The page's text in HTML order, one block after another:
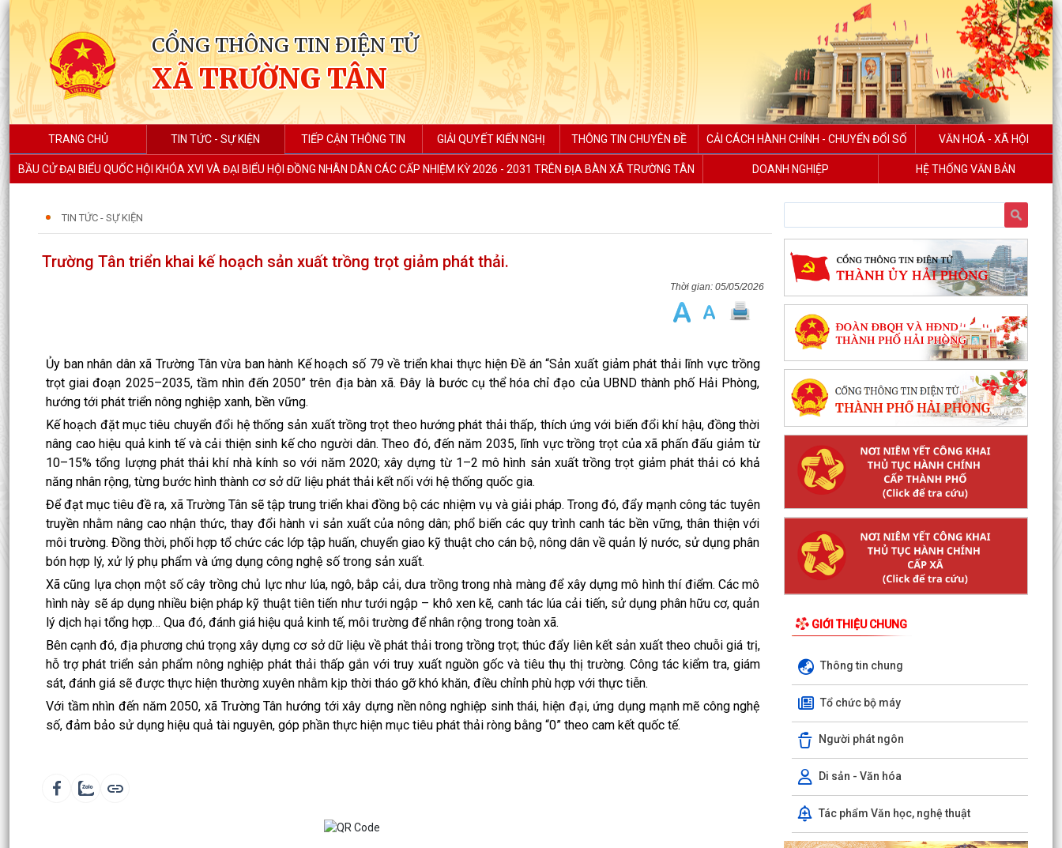
CỔNG THÔNG TIN ĐIỆN TỬ
XÃ TRƯỜNG TÂN
TRANG CHỦ TIN TỨC - SỰ KIỆN TIẾP CẬN THÔNG TIN GIẢI QUYẾT KIẾN NGHỊ THÔNG TIN CHUYÊN ĐỀ CẢI CÁCH HÀNH CHÍNH - CHUYỂN ĐỔI SỐ VĂN HOÁ - XÃ HỘI
BẦU CỬ ĐẠI BIỂU QUỐC HỘI KHÓA XVI VÀ ĐẠI BIỂU HỘI ĐỒNG NHÂN DÂN CÁC CẤP NHIỆM KỲ 2026 - 2031 TRÊN ĐỊA BÀN XÃ TRƯỜNG TÂN DOANH NGHIỆP HỆ THỐNG VĂN BẢN
TIN TỨC - SỰ KIỆN
Trường Tân triển khai kế hoạch sản xuất trồng trọt giảm phát thải.
05/05/2026
Ủy ban nhân dân xã Trường Tân vừa ban hành Kế hoạch số 79 về triển khai thực hiện Đề án “Sản xuất giảm phát thải lĩnh vực trồng
trọt giai đoạn 2025–2035, tầm nhìn đến 2050” trên địa bàn xã. Đây là bước cụ thể hóa chỉ đạo của UBND thành phố Hải Phòng,
hướng tới phát triển nông nghiệp xanh, bền vững.
Kế hoạch đặt mục tiêu chuyển đổi hệ thống sản xuất trồng trọt theo hướng phát thải thấp, thích ứng với biến đổi khí hậu, đồng thời
nâng cao hiệu quả kinh tế và cải thiện sinh kế cho người dân. Theo đó, đến năm 2035, lĩnh vực trồng trọt của xã phấn đấu giảm từ
10–15% tổng lượng phát thải khí nhà kính so với năm 2020; xây dựng từ 1–2 mô hình sản xuất trồng trọt giảm phát thải có khả
năng nhân rộng, từng bước hình thành cơ sở dữ liệu phát thải kết nối với hệ thống quốc gia.
Để đạt mục tiêu đề ra, xã Trường Tân sẽ tập trung triển khai đồng bộ các nhiệm vụ và giải pháp. Trong đó, đẩy mạnh công tác tuyên
truyền nhằm nâng cao nhận thức, thay đổi hành vi sản xuất của nông dân; phổ biến các quy trình canh tác bền vững, thân thiện với
môi trường. Đồng thời, phối hợp tổ chức các lớp tập huấn, chuyển giao kỹ thuật cho cán bộ, nông dân về quản lý nước, sử dụng phân
bón hợp lý, xử lý phụ phẩm và ứng dụng công nghệ số trong sản xuất.
Xã cũng lựa chọn một số cây trồng chủ lực như lúa, ngô, bắp cải, dưa trồng trong nhà màng để xây dựng mô hình thí điểm. Các mô
hình này sẽ áp dụng nhiều biện pháp kỹ thuật tiên tiến như tưới ngập – khô xen kẽ, canh tác lúa cải tiến, sử dụng phân hữu cơ, quản
lý dịch hại tổng hợp… Qua đó, đánh giá hiệu quả kinh tế, môi trường để nhân rộng trong toàn xã.
Bên cạnh đó, địa phương chú trọng xây dựng cơ sở dữ liệu về phát thải trong trồng trọt; thúc đẩy liên kết sản xuất theo chuỗi giá trị,
hỗ trợ phát triển sản phẩm nông nghiệp phát thải thấp gắn với truy xuất nguồn gốc và tiêu thụ thị trường. Công tác kiểm tra, giám
sát, đánh giá sẽ được thực hiện thường xuyên nhằm kịp thời tháo gỡ khó khăn, điều chỉnh phù hợp với thực tiễn.
Với tầm nhìn đến năm 2050, xã Trường Tân hướng tới xây dựng nền nông nghiệp sinh thái, hiện đại, ứng dụng mạnh mẽ công nghệ
số, đảm bảo sử dụng hiệu quả tài nguyên, góp phần thực hiện mục tiêu phát thải ròng bằng “0” theo cam kết quốc tế.
GIỚI THIỆU CHUNG
Thông tin chung
Tổ chức bộ máy
Người phát ngôn
Di sản - Văn hóa
Tác phẩm Văn học, nghệ thuật
KHAI MẠC GIẢI BÓNG ĐÁ U10 XÃ TRƯỜNG TÂN
HÈ NĂM 2026
Xã Trường Tân triển khai chiến dịch làm sạch dữ
liệu y tế và tạo lập Sổ sức khỏe điện tử trên
VNeID